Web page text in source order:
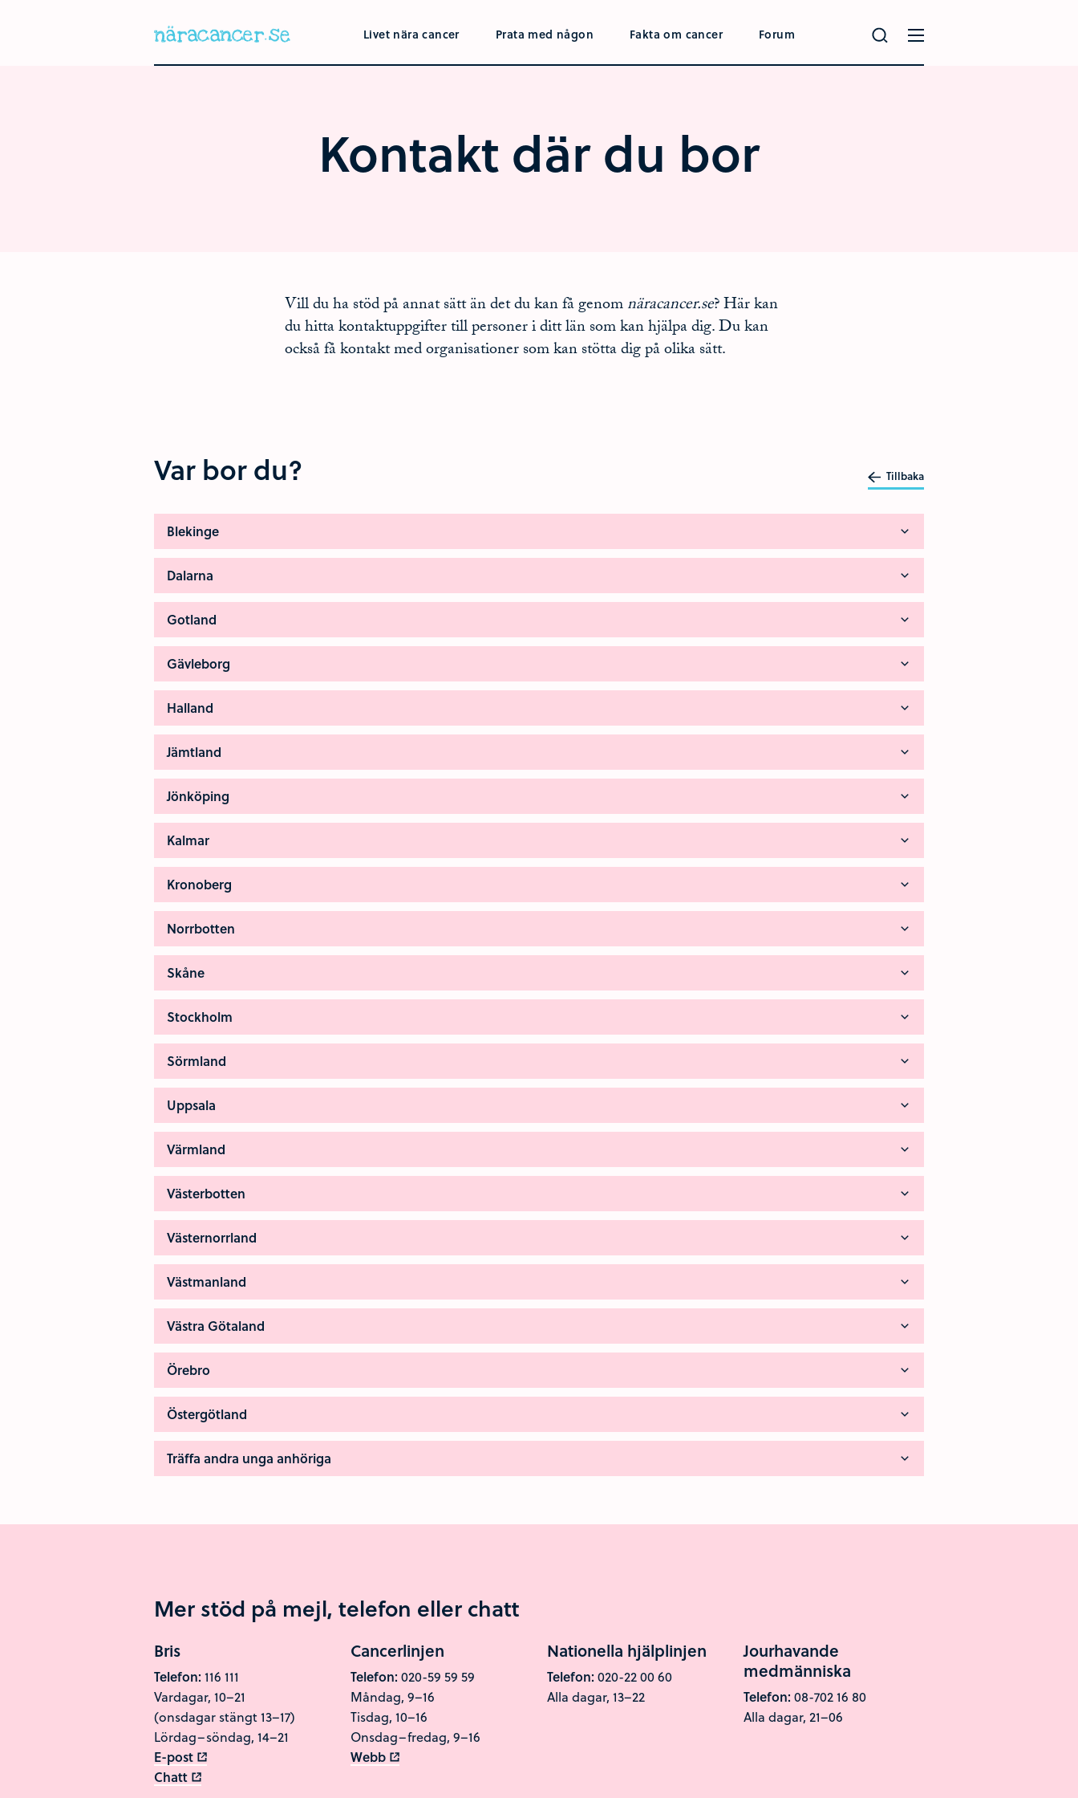
Livet nära cancer Prata med någon Fakta om cancer Forum
Kontakt där du bor
Vill du ha stöd på annat sätt än det du kan få genomnäracancer.se? Här kan
du hitta kontaktuppgifter till personer i ditt län som kan hjälpa dig. Du kan
också få kontakt med organisationer som kan stötta dig på olika sätt.
Var bor du? Tillbaka
Blekinge
Dalarna
Gotland
Gävleborg
Halland
Jämtland
Jönköping
Kalmar
Kronoberg
Norrbotten
Skåne
Stockholm
Sörmland
Uppsala
Värmland
Västerbotten
Västernorrland
Västmanland
Västra Götaland
Örebro
Östergötland
Träffa andra unga anhöriga
Mer stöd på mejl, telefon eller chatt
Bris
Telefon: 116 111
Vardagar, 10–21
(onsdagar stängt 13–17)
Lördag–söndag, 14–21
E-post
Chatt
Cancerlinjen
Telefon: 020-59 59 59
Måndag, 9–16
Tisdag, 10–16
Onsdag–fredag, 9–16
Webb
Nationella hjälplinjen
Telefon: 020-22 00 60
Alla dagar, 13–22
Jourhavande
medmänniska
Telefon: 08-702 16 80
Alla dagar, 21–06